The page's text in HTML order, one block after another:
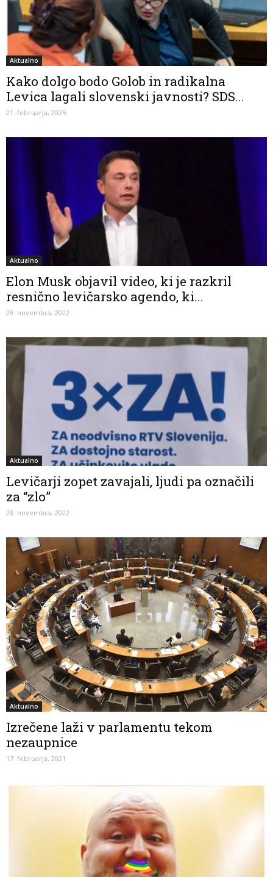
Aktualno
Kako dolgo bodo Golob in radikalna
Levica lagali slovenski javnosti? SDS...
21. februarja, 2025
Aktualno
Elon Musk objavil video, ki je razkril
resnično levičarsko agendo, ki...
29. novembra, 2022
Aktualno
Levičarji zopet zavajali, ljudi pa označili
za “zlo”
28. novembra, 2022
Aktualno
Izrečene laži v parlamentu tekom
nezaupnice
17. februarja, 2021